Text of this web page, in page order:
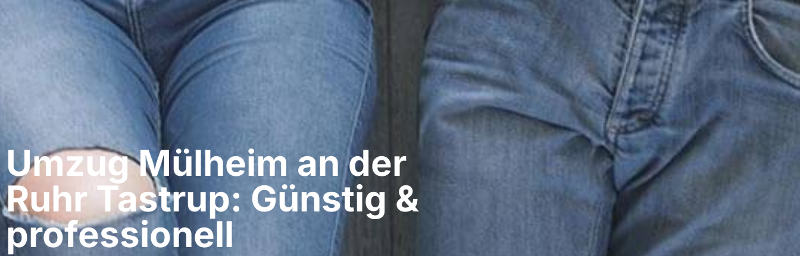
Umzug Mülheim an der
Ruhr​ Tastrup: Günstig &
professionell​